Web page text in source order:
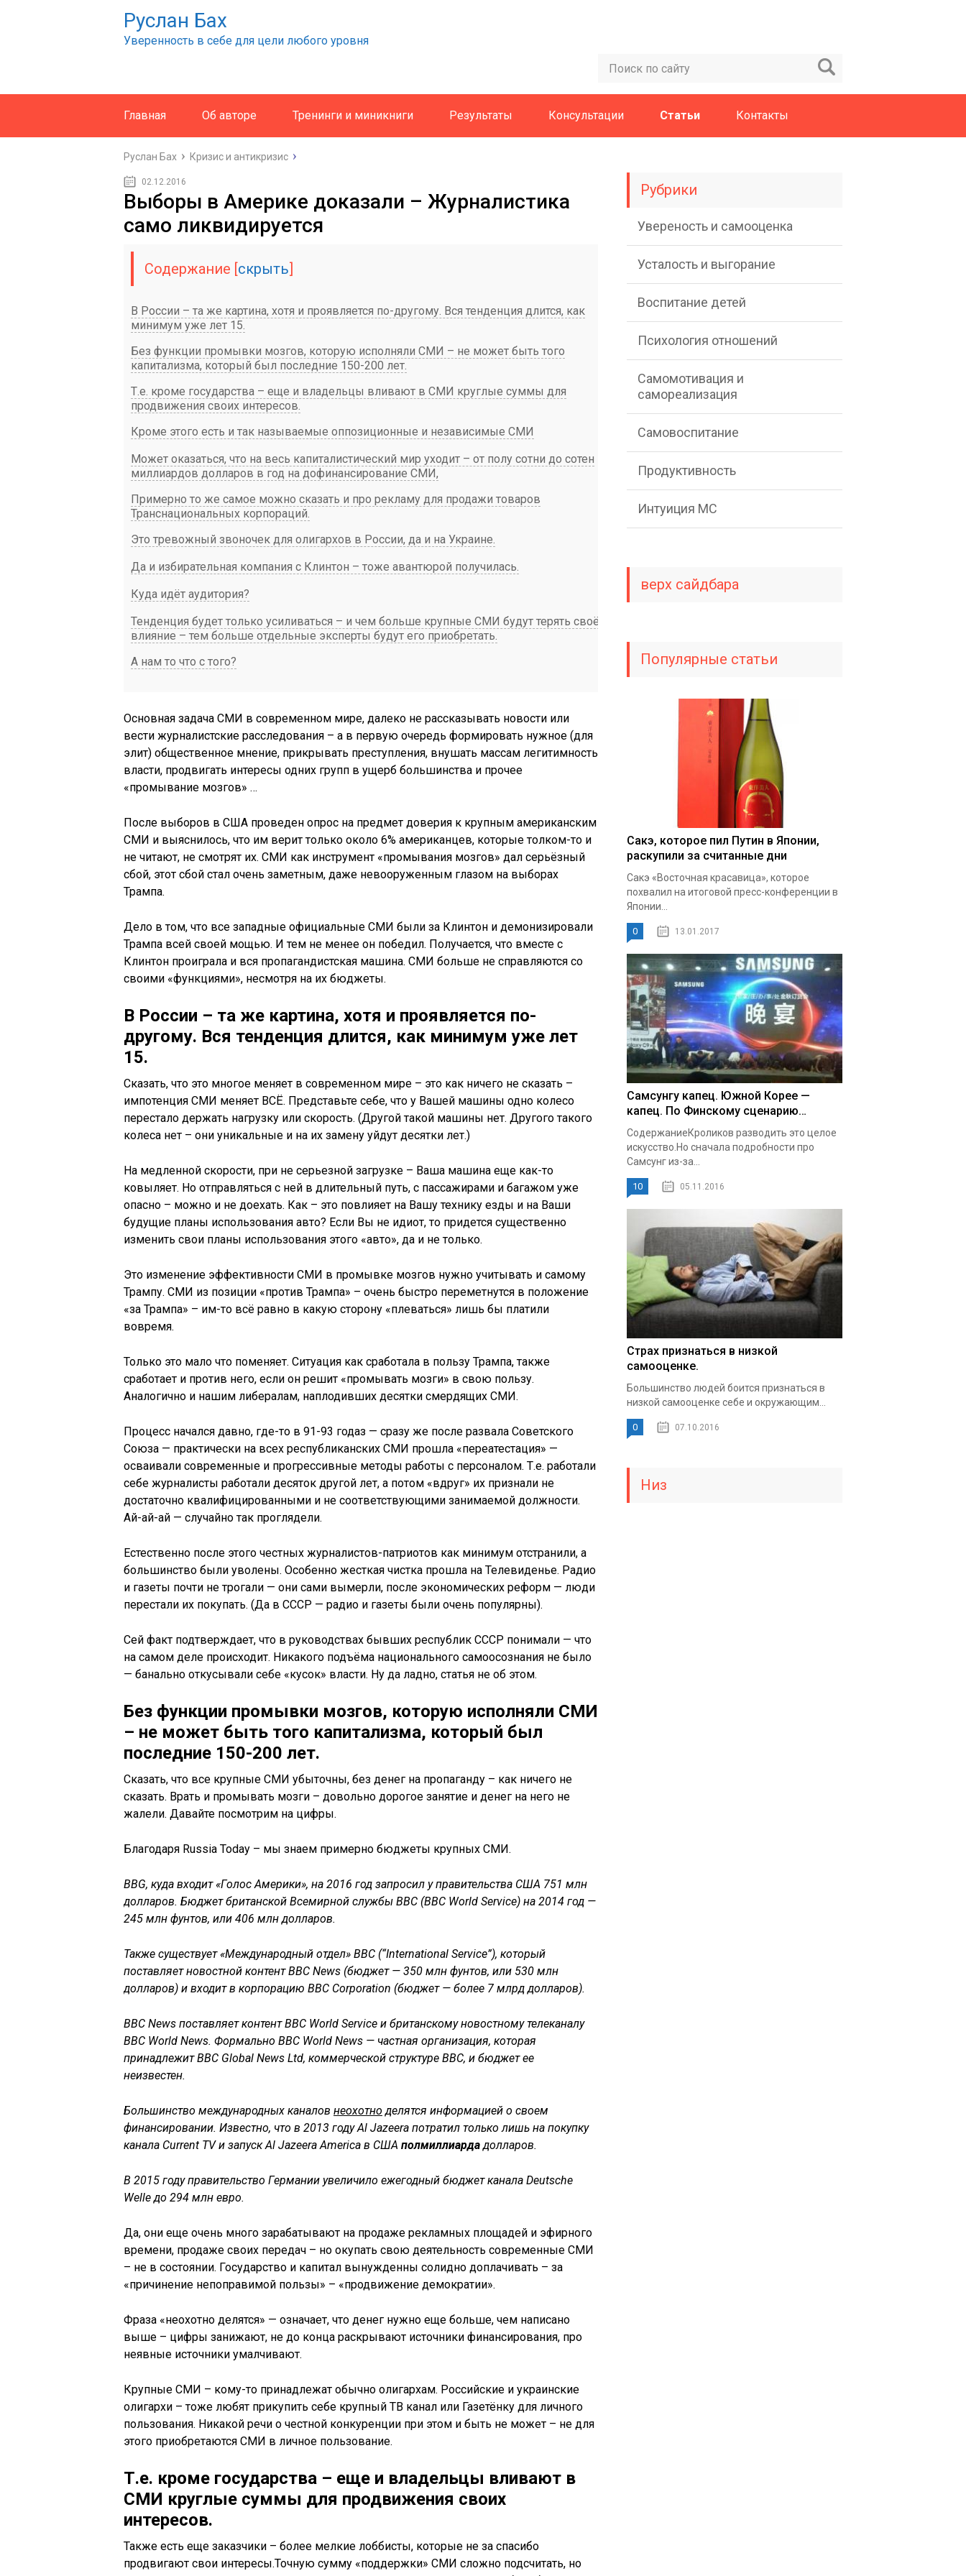
Руслан Бах
Уверенность в себе для цели любого уровня
Главная Об авторе Тренинги и миникниги Результаты Консультации Статьи Контакты
Руслан Бах Кризис и антикризис
02.12.2016
Выборы в Америке доказали – Журналистика
само ликвидируется
Содержание [скрыть]
В России – та же картина, хотя и проявляется по-другому. Вся тенденция длится, как
минимум уже лет 15.
Без функции промывки мозгов, которую исполняли СМИ – не может быть того
капитализма, который был последние 150-200 лет.
Т.е. кроме государства – еще и владельцы вливают в СМИ круглые суммы для
продвижения своих интересов.
Кроме этого есть и так называемые оппозиционные и независимые СМИ
Может оказаться, что на весь капиталистический мир уходит – от полу сотни до сотен
миллиардов долларов в год на дофинансирование СМИ,
Примерно то же самое можно сказать и про рекламу для продажи товаров
Транснациональных корпораций.
Это тревожный звоночек для олигархов в России, да и на Украине.
Да и избирательная компания с Клинтон – тоже авантюрой получилась.
Куда идёт аудитория?
Тенденция будет только усиливаться – и чем больше крупные СМИ будут терять своё
влияние – тем больше отдельные эксперты будут его приобретать.
А нам то что с того?
Основная задача СМИ в современном мире, далеко не рассказывать новости или
вести журналистские расследования – а в первую очередь формировать нужное (для
элит) общественное мнение, прикрывать преступления, внушать массам легитимность
власти, продвигать интересы одних групп в ущерб большинства и прочее
«промывание мозгов» …
После выборов в США проведен опрос на предмет доверия к крупным американским
СМИ и выяснилось, что им верит только около 6% американцев, которые толком-то и
не читают, не смотрят их. СМИ как инструмент «промывания мозгов» дал серьёзный
сбой, этот сбой стал очень заметным, даже невооруженным глазом на выборах
Трампа.
Дело в том, что все западные официальные СМИ были за Клинтон и демонизировали
Трампа всей своей мощью. И тем не менее он победил. Получается, что вместе с
Клинтон проиграла и вся пропагандистская машина. СМИ больше не справляются со
своими «функциями», несмотря на их бюджеты.
В России – та же картина, хотя и проявляется по-
другому. Вся тенденция длится, как минимум уже лет
15.
Сказать, что это многое меняет в современном мире – это как ничего не сказать –
импотенция СМИ меняет ВСЁ. Представьте себе, что у Вашей машины одно колесо
перестало держать нагрузку или скорость. (Другой такой машины нет. Другого такого
колеса нет – они уникальные и на их замену уйдут десятки лет.)
На медленной скорости, при не серьезной загрузке – Ваша машина еще как-то
ковыляет. Но отправляться с ней в длительный путь, с пассажирами и багажом уже
опасно – можно и не доехать. Как – это повлияет на Вашу технику езды и на Ваши
будущие планы использования авто? Если Вы не идиот, то придется существенно
изменить свои планы использования этого «авто», да и не только.
Это изменение эффективности СМИ в промывке мозгов нужно учитывать и самому
Трампу. СМИ из позиции «против Трампа» – очень быстро переметнутся в положение
«за Трампа» – им-то всё равно в какую сторону «плеваться» лишь бы платили
вовремя.
Только это мало что поменяет. Ситуация как сработала в пользу Трампа, также
сработает и против него, если он решит «промывать мозги» в свою пользу.
Аналогично и нашим либералам, наплодивших десятки смердящих СМИ.
Процесс начался давно, где-то в 91-93 годаз — сразу же после развала Советского
Союза — практически на всех республиканских СМИ прошла «переатестация» —
осваивали современные и прогрессивные методы работы с персоналом. Т.е. работали
себе журналисты работали десяток другой лет, а потом «вдруг» их признали не
достаточно квалифицированными и не соответствующими занимаемой должности.
Ай-ай-ай — случайно так проглядели.
Естественно после этого честных журналистов-патриотов как минимум отстранили, а
большинство были уволены. Особенно жесткая чистка прошла на Телевиденье. Радио
и газеты почти не трогали — они сами вымерли, после экономических реформ — люди
перестали их покупать. (Да в СССР — радио и газеты были очень популярны).
Сей факт подтверждает, что в руководствах бывших республик СССР понимали — что
на самом деле происходит. Никакого подъёма национального самоосознания не было
— банально откусывали себе «кусок» власти. Ну да ладно, статья не об этом.
Без функции промывки мозгов, которую исполняли СМИ
– не может быть того капитализма, который был
последние 150-200 лет.
Сказать, что все крупные СМИ убыточны, без денег на пропаганду – как ничего не
сказать. Врать и промывать мозги – довольно дорогое занятие и денег на него не
жалели. Давайте посмотрим на цифры.
Благодаря Russia Today – мы знаем примерно бюджеты крупных СМИ.
BBG, куда входит «Голос Америки», на 2016 год запросил у правительства США 751 млн
долларов. Бюджет британской Всемирной службы BBC (BBC World Service) на 2014 год —
245 млн фунтов, или 406 млн долларов.
Также существует «Международный отдел» BBC (“International Service”), который
поставляет новостной контент BBC News (бюджет — 350 млн фунтов, или 530 млн
долларов) и входит в корпорацию BBC Corporation (бюджет — более 7 млрд долларов).
BBC News поставляет контент BBC World Service и британскому новостному телеканалу
BBC World News. Формально BBC World News — частная организация, которая
принадлежит BBC Global News Ltd, коммерческой структуре BBC, и бюджет ее
неизвестен.
Большинство международных каналов неохотно делятся информацией о своем
финансировании. Известно, что в 2013 году Al Jazeera потратил только лишь на покупку
канала Current TV и запуск Al Jazeera America в США полмиллиардадолларов.
В 2015 году правительство Германии увеличило ежегодный бюджет канала Deutsche
Welle до 294 млн евро.
Да, они еще очень много зарабатывают на продаже рекламных площадей и эфирного
времени, продаже своих передач – но окупать свою деятельность современные СМИ
– не в состоянии. Государство и капитал вынужденны солидно доплачивать – за
«причинение непоправимой пользы» – «продвижение демократии».
Фраза «неохотно делятся» — означает, что денег нужно еще больше, чем написано
выше – цифры занижают, не до конца раскрывают источники финансирования, про
неявные источники умалчивают.
Крупные СМИ – кому-то принадлежат обычно олигархам. Российские и украинские
олигархи – тоже любят прикупить себе крупный ТВ канал или Газетёнку для личного
пользования. Никакой речи о честной конкуренции при этом и быть не может – не для
этого приобретаются СМИ в личное пользование.
Т.е. кроме государства – еще и владельцы вливают в
СМИ круглые суммы для продвижения своих
интересов.
Также есть еще заказчики – более мелкие лоббисты, которые не за спасибо
продвигают свои интересы.Точную сумму «поддержки» СМИ сложно подсчитать, но
Рубрики
Увереность и самооценка
Усталость и выгорание
Воспитание детей
Психология отношений
Самомотивация и
самореализация
Самовоспитание
Продуктивность
Интуиция МС
верх сайдбара
Популярные статьи
Сакэ, которое пил Путин в Японии,
раскупили за считанные дни
Сакэ «Восточная красавица», которое
похвалил на итоговой пресс-конференции в
Японии...
0 13.01.2017
Самсунгу капец. Южной Корее —
капец. По Финскому сценарию…
СодержаниеКроликов разводить это целое
искусство.Но сначала подробности про
Самсунг из-за...
10 05.11.2016
Страх признаться в низкой
самооценке.
Большинство людей боится признаться в
низкой самооценке себе и окружающим...
0 07.10.2016
Низ